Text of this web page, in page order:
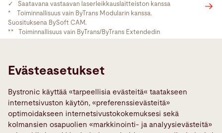
✓ Saatavana vastaavan laserleikkauslaitteiston kanssa
* Toiminnallisuus vain ByTrans Modularin kanssa.
Suosituksena BySoft CAM.
** Toiminnallisuus vain ByTrans/ByTrans Extendedin
Erikoisuudet
Evästeasetukset
Bystronic käyttää «tarpeellisia evästeitä« taatakseen
internetsivuston käytön, «preferenssievästeitä»
optimoidakseen internetsivustokokemuksesi sekä
kolmansien osapuolien «markkinointi- ja analyysievästeitä»